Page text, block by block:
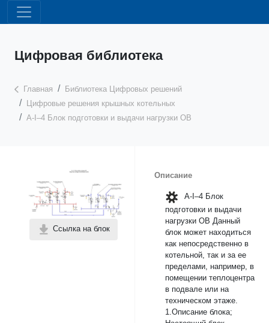
Цифровая библиотека
Главная
Библиотека Цифровых решений
Цифровые решения крышных котельных
А-I–4 Блок подготовки и выдачи нагрузки ОВ
Ссылка на блок
Описание
А-I–4 Блок
подготовки и выдачи
нагрузки ОВ Данный
блок может находиться
как непосредственно в
котельной, так и за ее
пределами, например, в
помещении теплоцентра
в подвале или на
техническом этаже.
1.Описание блока;